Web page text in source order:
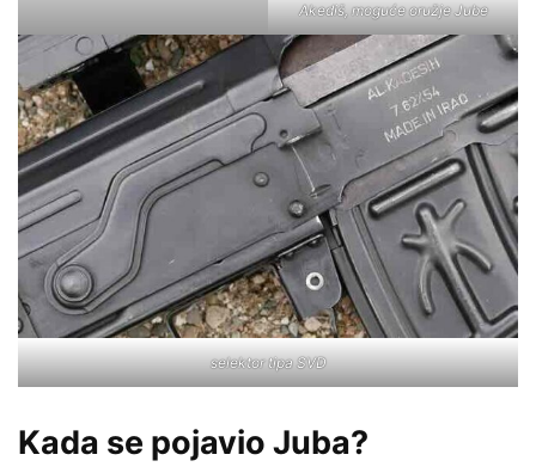
Akediš, moguće oružje Jube
selektor tipa SVD
Kada se pojavio Juba?